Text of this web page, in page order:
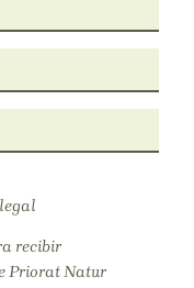
recibir
Priorat Natur